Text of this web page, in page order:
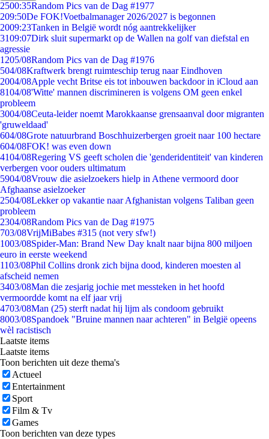
2500:35Random Pics van de Dag #1977
209:50De FOK!Voetbalmanager 2026/2027 is begonnen
2009:23Tanken in België wordt nóg aantrekkelijker
3109:07Dirk sluit supermarkt op de Wallen na golf van diefstal en
agressie
1205/08Random Pics van de Dag #1976
504/08Kraftwerk brengt ruimteschip terug naar Eindhoven
2004/08Apple vecht Britse eis tot inbouwen backdoor in iCloud aan
8104/08'Witte' mannen discrimineren is volgens OM geen enkel
probleem
3004/08Ceuta-leider noemt Marokkaanse grensaanval door migranten
'gruweldaad'
604/08Grote natuurbrand Boschhuizerbergen groeit naar 100 hectare
604/08FOK! was even down
4104/08Regering VS geeft scholen die 'genderidentiteit' van kinderen
verbergen voor ouders ultimatum
5904/08Vrouw die asielzoekers hielp in Athene vermoord door
Afghaanse asielzoeker
2504/08Lekker op vakantie naar Afghanistan volgens Taliban geen
probleem
2304/08Random Pics van de Dag #1975
703/08VrijMiBabes #315 (not very sfw!)
1003/08Spider-Man: Brand New Day knalt naar bijna 800 miljoen
euro in eerste weekend
1103/08Phil Collins dronk zich bijna dood, kinderen moesten al
afscheid nemen
3403/08Man die zesjarig jochie met messteken in het hoofd
vermoordde komt na elf jaar vrij
4703/08Man (25) sterft nadat hij lijm als condoom gebruikt
8003/08Spandoek "Bruine mannen naar achteren" in België opeens
wèl racistisch
Laatste items
Laatste items
Toon berichten uit deze thema's
Actueel
Entertainment
Sport
Film & Tv
Games
Toon berichten van deze types